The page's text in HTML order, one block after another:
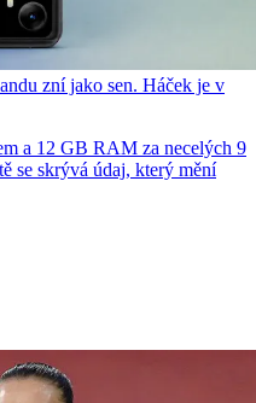
zní jako sen. Háček je v
a 12 GB RAM za necelých 9
se skrývá údaj, který mění